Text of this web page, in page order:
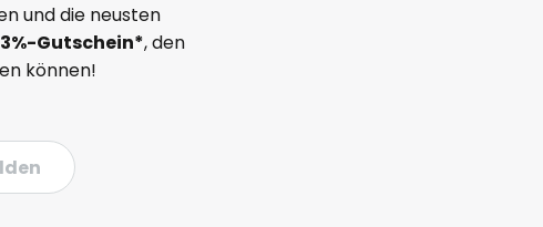
und die neusten
-Gutschein*, den
können!